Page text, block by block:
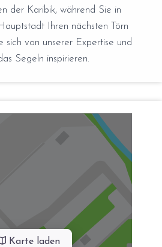
der Karibik, während Sie in
Ihren nächsten Törn
sich von unserer Expertise und
Segeln inspirieren.
Karte laden